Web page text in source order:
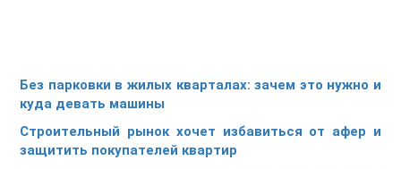
Без парковки в жилых кварталах: зачем это нужно и
куда девать машины
Строительный рынок хочет избавиться от афер и
защитить покупателей квартир